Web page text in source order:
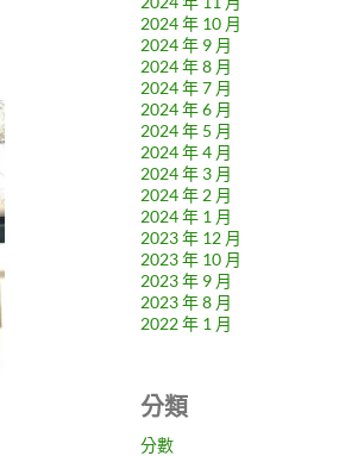
2024 年 10 月
2024 年 9 月
2024 年 8 月
2024 年 7 月
2024 年 6 月
2024 年 5 月
2024 年 4 月
2024 年 3 月
2024 年 2 月
2024 年 1 月
2023 年 12 月
2023 年 10 月
2023 年 9 月
2023 年 8 月
2022 年 1 月
分類
分數